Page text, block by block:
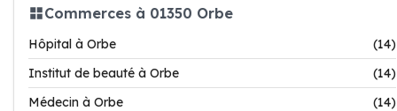
Commerces à 01350 Orbe
Hôpital à Orbe
(14)
Institut de beauté à Orbe
(14)
Médecin à Orbe
(14)